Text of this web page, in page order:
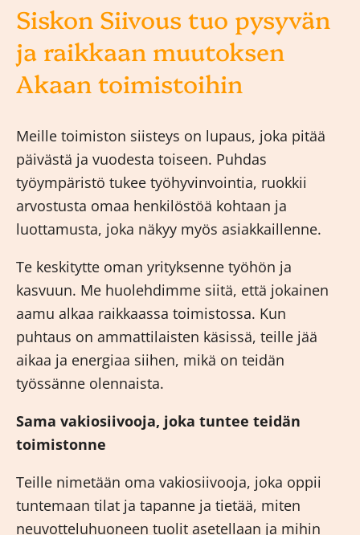
Siskon Siivous tuo pysyvän
ja raikkaan muutoksen
Akaan toimistoihin
Meille toimiston siisteys on lupaus, joka pitää
päivästä ja vuodesta toiseen. Puhdas
työympäristö tukee työhyvinvointia, ruokkii
arvostusta omaa henkilöstöä kohtaan ja
luottamusta, joka näkyy myös asiakkaillenne.
Te keskitytte oman yrityksenne työhön ja
kasvuun. Me huolehdimme siitä, että jokainen
aamu alkaa raikkaassa toimistossa. Kun
puhtaus on ammattilaisten käsissä, teille jää
aikaa ja energiaa siihen, mikä on teidän
työssänne olennaista.
Sama vakiosiivooja, joka tuntee teidän
toimistonne
Teille nimetään oma vakiosiivooja, joka oppii
tuntemaan tilat ja tapanne ja tietää, miten
neuvotteluhuoneen tuolit asetellaan ja mihin